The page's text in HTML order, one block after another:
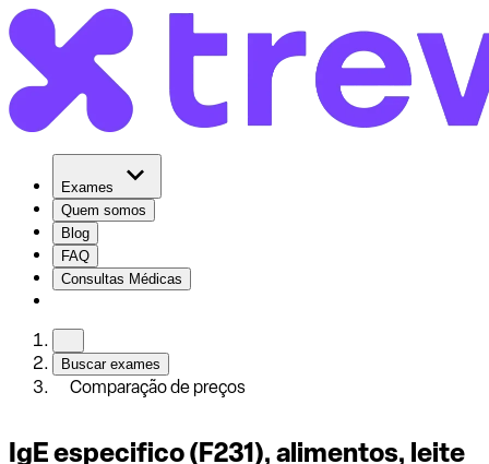
Exames
Quem somos
Blog
FAQ
Consultas Médicas
Buscar exames
Comparação de preços
IgE especifico (F231), alimentos, leite